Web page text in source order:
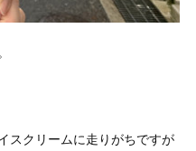
スクリームに走りがちですが